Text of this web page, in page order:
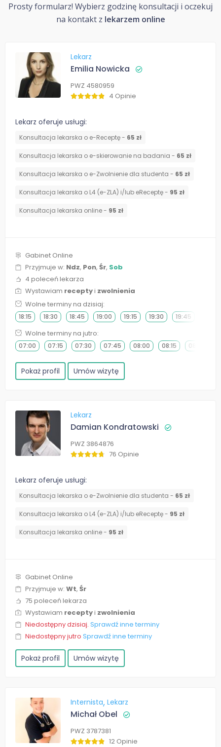
Prosty formularz! Wybierz godzinę konsultacji i oczekuj
na kontakt z lekarzem online
Lekarz
Emilia Nowicka
PWZ 4580959
4 Opinie
Lekarz oferuje usługi:
Konsultacja lekarska o e-Receptę - 65 zł
Konsultacja lekarska o e-skierowanie na badania - 65 zł
Konsultacja lekarska o e-Zwolnienie dla studenta - 65 zł
Konsultacja lekarska o L4 (e-ZLA) i/lub eReceptę - 95 zł
Konsultacja lekarska online - 95 zł
Gabinet Online
Przyjmuje w: Ndz, Pon, Śr, Sob
4 poleceń lekarza
Wystawiam receptyi zwolnienia
Wolne terminy na dzisiaj:
18:15 18:30 18:45 19:00 19:15 19:30 19:45
Wolne terminy na jutro:
07:00 07:15 07:30 07:45 08:00 08:15 08:30
Pokaż profil Umów wizytę
Lekarz
Damian Kondratowski
PWZ 3864876
76 Opinie
Lekarz oferuje usługi:
Konsultacja lekarska o e-Zwolnienie dla studenta - 65 zł
Konsultacja lekarska o L4 (e-ZLA) i/lub eReceptę - 95 zł
Konsultacja lekarska online - 95 zł
Gabinet Online
Przyjmuje w: Wt, Śr
75 poleceń lekarza
Wystawiam receptyi zwolnienia
Niedostępny dzisiaj. Sprawdź inne terminy
Niedostępny jutro Sprawdź inne terminy
Pokaż profil Umów wizytę
Internista Lekarz
Michał Obel
PWZ 3787381
12 Opinie